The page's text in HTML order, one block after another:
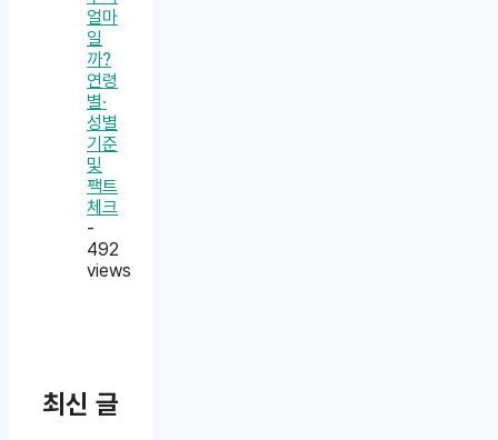
얼마
일
까?
연령
별·
성별
기준
및
팩트
체크
-
492
views
최신 글